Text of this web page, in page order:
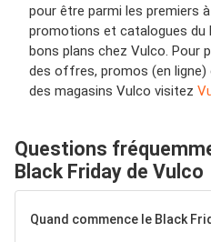
pour être parmi les premiers
promotions et catalogues du
bons plans chez Vulco. Pour
des offres, promos (en
des magasins Vulco visitez
Questions
Black Friday de Vulco
Quand commence le Black